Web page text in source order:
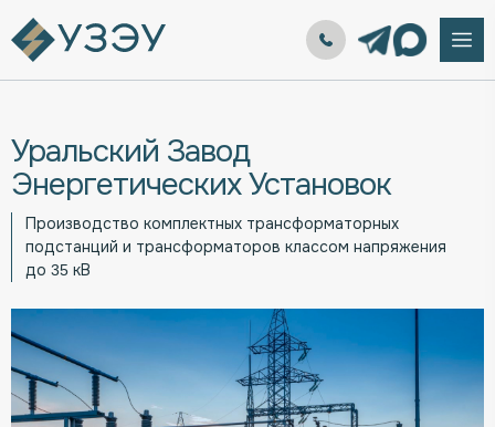
Уральский Завод
Энергетических Установок
Производство комплектных трансформаторных
подстанций и трансформаторов классом напряжения
до 35 кВ